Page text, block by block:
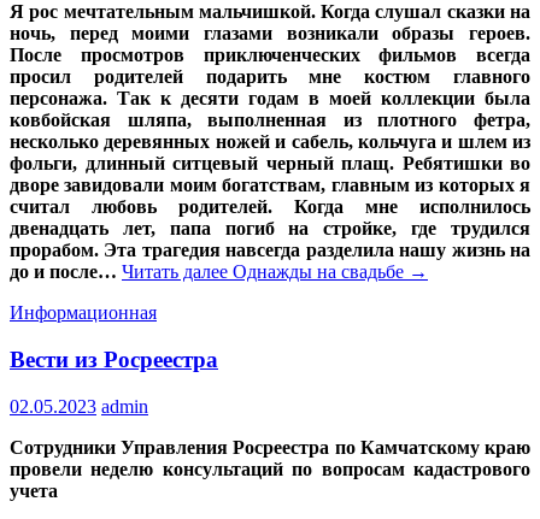
Я рос мечтательным мальчишкой. Когда слушал сказки на
ночь, перед моими глазами возникали образы героев.
После просмотров приключенческих фильмов всегда
просил родителей подарить мне костюм главного
персонажа. Так к десяти годам в моей коллекции была
ковбойская шляпа, выполненная из плотного фетра,
несколько деревянных ножей и сабель, кольчуга и шлем из
фольги, длинный ситцевый черный плащ. Ребятишки во
дворе завидовали моим богатствам, главным из которых я
считал любовь родителей. Когда мне исполнилось
двенадцать лет, папа погиб на стройке, где трудился
прорабом. Эта трагедия навсегда разделила нашу жизнь на
до и после… Читать далее Однажды на свадьбе →
Информационная
Вести из Росреестра
02.05.2023 admin
Сотрудники Управления Росреестра по Камчатскому краю
провели неделю консультаций по вопросам кадастрового
учета